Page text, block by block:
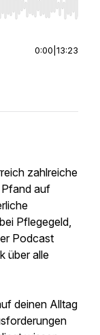
End to jump
0:00 13:23
zahlreiche
auf
Pflegegeld,
Podcast
über alle
deinen Alltag